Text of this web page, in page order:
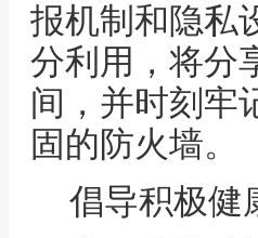
报机制和隐私
分利用，将分
间，并时刻牢
固的防火墙。
倡导积极健